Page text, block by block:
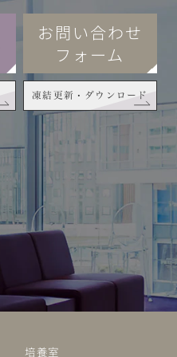
お問い合わせ
フォーム
凍結更新・ダウンロード
培養室